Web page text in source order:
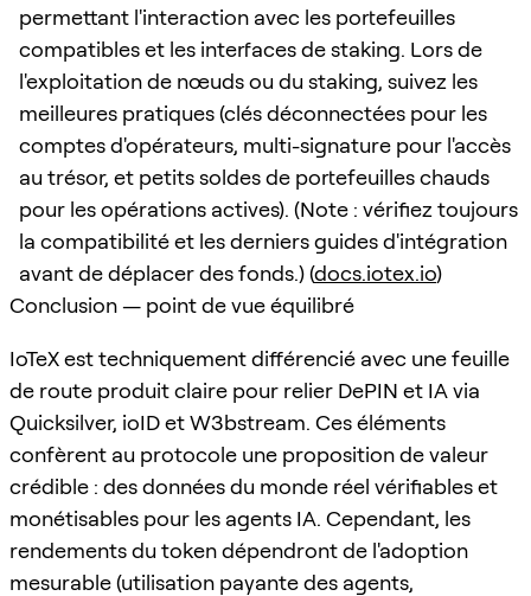
permettant l'interaction avec les portefeuilles
compatibles et les interfaces de staking. Lors de
l'exploitation de nœuds ou du staking, suivez les
meilleures pratiques (clés déconnectées pour les
comptes d'opérateurs, multi-signature pour l'accès
au trésor, et petits soldes de portefeuilles chauds
pour les opérations actives). (Note : vérifiez toujours
la compatibilité et les derniers guides d'intégration
avant de déplacer des fonds.) (docs.iotex.io)
Conclusion — point de vue équilibré
IoTeX est techniquement différencié avec une feuille
de route produit claire pour relier DePIN et IA via
Quicksilver, ioID et W3bstream. Ces éléments
confèrent au protocole une proposition de valeur
crédible : des données du monde réel vérifiables et
monétisables pour les agents IA. Cependant, les
rendements du token dépendront de l'adoption
mesurable (utilisation payante des agents,